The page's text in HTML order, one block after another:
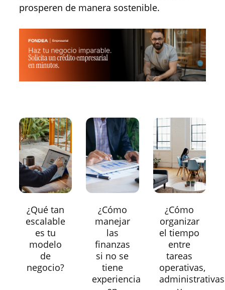
prosperen de manera sostenible.
¿Qué tan
escalable
es tu
modelo
de
negocio?
¿Cómo
manejar
las
finanzas
si no se
tiene
experiencia
¿Cómo
organizar
el tiempo
entre
tareas
operativas,
administrativas